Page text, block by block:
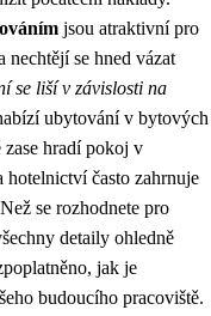
jsou atraktivní pro
nechtějí se hned vázat
se liší v závislosti na
ubytování v bytových
zase hradí pokoj v
hotelnictví často zahrnuje
se rozhodnete pro
detaily ohledně
jak je
budoucího pracoviště.